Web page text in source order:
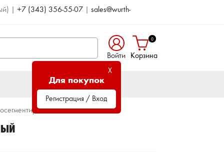
|+7 (343) 356-55-07 |sales@wurth-
Войти
X
Для покупок
Регистрация / Вход
0
Корзина